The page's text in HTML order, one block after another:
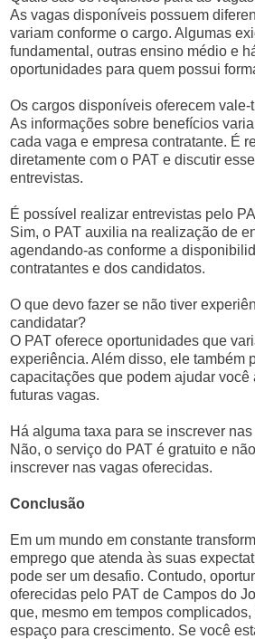
As vagas disponíveis possuem
variam conforme o cargo. Algumas
fundamental, outras ensino médio e
oportunidades para quem possui
Os cargos disponíveis oferecem vale-
As informações sobre benefícios
cada vaga e empresa contratante. É
diretamente com o PAT e discutir
entrevistas.
É possível realizar entrevistas pelo
Sim, o PAT auxilia na realização de
agendando-as conforme a
contratantes e dos candidatos.
O que devo fazer se não tiver
candidatar?
O PAT oferece oportunidades que
experiência. Além disso, ele também
capacitações que podem ajudar você
futuras vagas.
Há alguma taxa para se inscrever
Não, o serviço do PAT é gratuito e
inscrever nas vagas oferecidas.
Conclusão
Em um mundo em constante
emprego que atenda às suas
pode ser um desafio. Contudo,
oferecidas pelo PAT de Campos do
que, mesmo em tempos
espaço para crescimento. Se você